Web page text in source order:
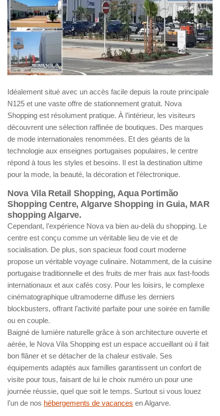
Idéalement situé avec un accès facile depuis la route principale
N125 et une vaste offre de stationnement gratuit. Nova
Shopping est résolument pratique. À l’intérieur, les visiteurs
découvrent une sélection raffinée de boutiques. Des marques
de mode internationales renommées. Et des géants de la
technologie aux enseignes portugaises populaires, le centre
répond à tous les styles et besoins. Il est la destination ultime
pour la mode, la beauté, la décoration et l’électronique.
Nova Vila Retail Shopping, Aqua Portimão
Shopping Centre, Algarve Shopping in Guia, MAR
shopping Algarve.
Cependant, l’expérience Nova va bien au-delà du shopping. Le
centre est conçu comme un véritable lieu de vie et de
socialisation. De plus, son spacieux food court moderne
propose un véritable voyage culinaire. Notamment, de la cuisine
portugaise traditionnelle et des fruits de mer frais aux fast-foods
internationaux et aux cafés cosy. Pour les loisirs, le complexe
cinématographique ultramoderne diffuse les derniers
blockbusters, offrant l’activité parfaite pour une soirée en famille
ou en couple.
Baigné de lumière naturelle grâce à son architecture ouverte et
aérée, le Nova Vila Shopping est un espace accueillant où il fait
bon flâner et se détacher de la chaleur estivale. Ses
équipements adaptés aux familles garantissent un confort de
visite pour tous, faisant de lui le choix numéro un pour une
journée réussie, quel que soit le temps. Surtout si vous louez
l’un de nos hébergements de vacances en Algarve.